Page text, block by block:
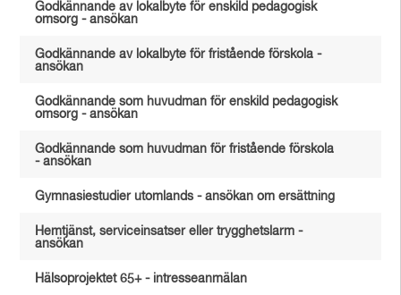
Godkännande av lokalbyte för enskild pedagogisk
omsorg - ansökan
Godkännande av lokalbyte för fristående förskola -
ansökan
Godkännande som huvudman för enskild pedagogisk
omsorg - ansökan
Godkännande som huvudman för fristående förskola
- ansökan
Gymnasiestudier utomlands - ansökan om ersättning
Hemtjänst, serviceinsatser eller trygghetslarm -
ansökan
Hälsoprojektet 65+ - intresseanmälan